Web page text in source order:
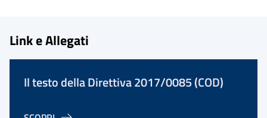
Link e Allegati
Il testo della Direttiva 2017/0085 (COD)